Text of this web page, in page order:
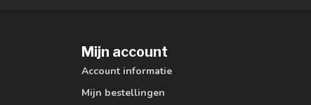
Mijn account
Account informatie
Mijn bestellingen